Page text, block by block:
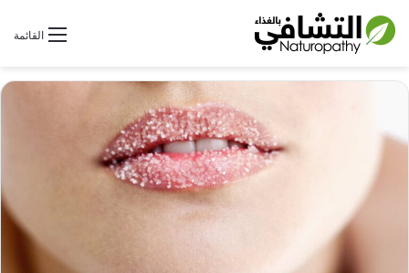
القائمةبحث عن